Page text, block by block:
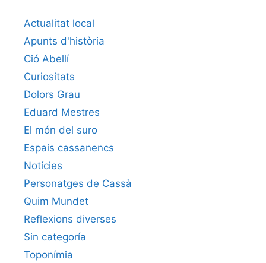
Actualitat local
Apunts d'història
Ció Abellí
Curiositats
Dolors Grau
Eduard Mestres
El món del suro
Espais cassanencs
Notícies
Personatges de Cassà
Quim Mundet
Reflexions diverses
Sin categoría
Toponímia